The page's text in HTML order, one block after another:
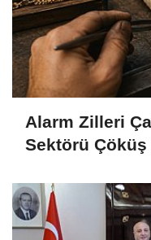
Alarm Zilleri
Sektörü Çöküş